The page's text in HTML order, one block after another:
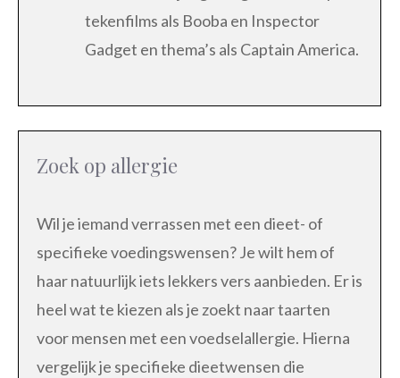
tekenfilms als Booba en Inspector
Gadget en thema’s als Captain America.
Zoek op allergie
Wil je iemand verrassen met een dieet- of
specifieke voedingswensen? Je wilt hem of
haar natuurlijk iets lekkers vers aanbieden. Er is
heel wat te kiezen als je zoekt naar taarten
voor mensen met een voedselallergie. Hierna
vergelijk je specifieke dieetwensen die